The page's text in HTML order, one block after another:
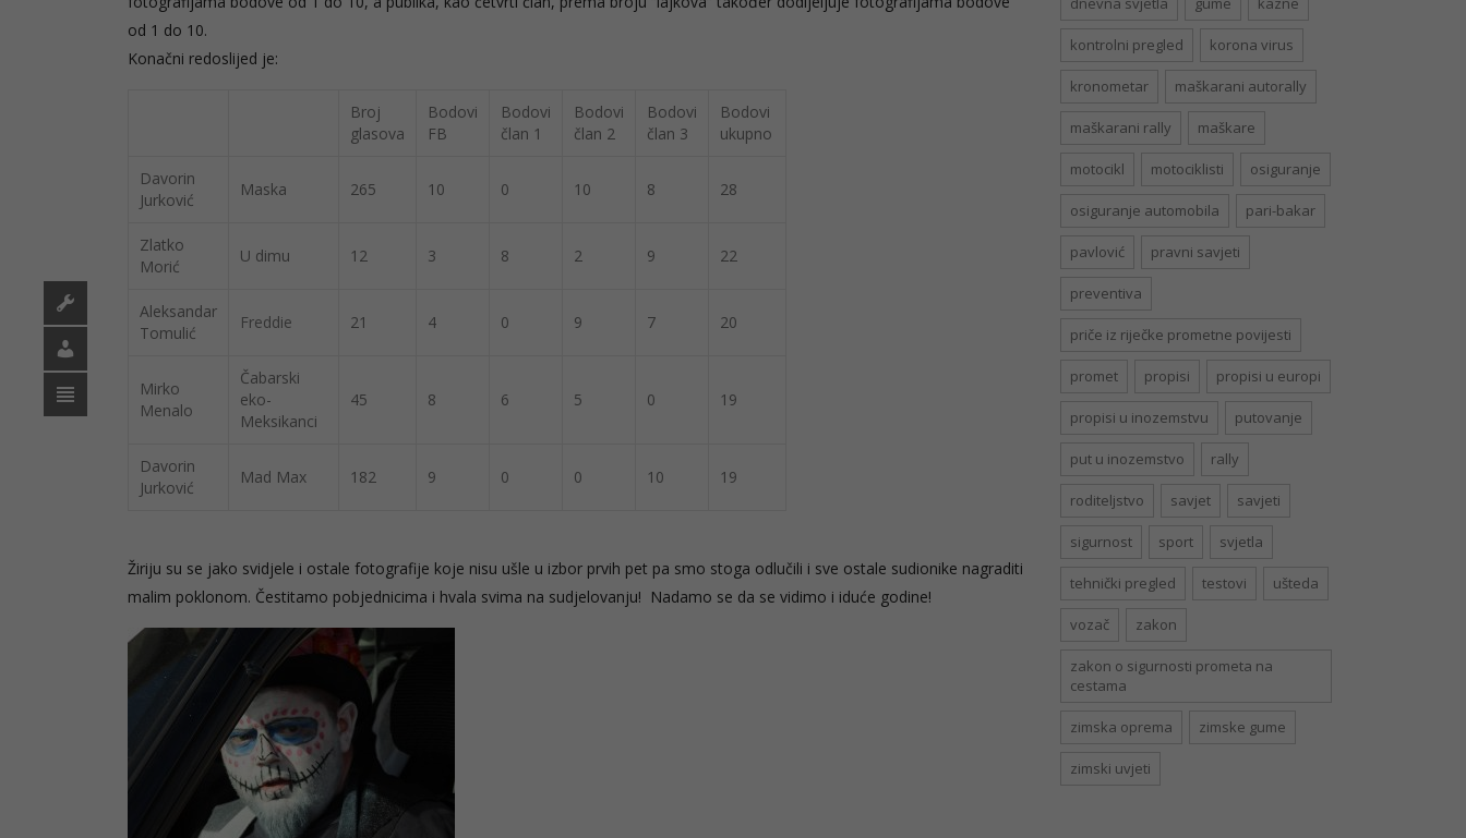
od 1 do 10.
Konačni redoslijed je:
Broj
glasova
Bodovi
FB
Bodovi
član 1
Bodovi
član 2
Bodovi
član 3
Bodovi
ukupno
Davorin
Jurković
Maska 265 10 0 10 8 28
Zlatko
Morić
U dimu 12 3 8 2 9 22
Aleksandar
Tomulić
Freddie 21 4 0 9 7 20
Mirko
Menalo
Čabarski
eko-
Meksikanci
45 8 6 5 0 19
Davorin
Jurković
Mad Max 182 9 0 0 10 19
Žiriju su se jako svidjele i ostale fotografije koje nisu ušle u izbor prvih pet pa smo stoga odlučili i sve ostale sudionike nagraditi
malim poklonom. Čestitamo pobjednicima i hvala svima na sudjelovanju! Nadamo se da se vidimo i iduće godine!
kontrolni pregled korona virus
kronometar maškarani autorally
maškarani rally maškare
motocikl motociklisti osiguranje
osiguranje automobila pari-bakar
pavlović pravni savjeti
preventiva
priče iz riječke prometne povijesti
promet propisi propisi u europi
propisi u inozemstvu putovanje
put u inozemstvo rally
roditeljstvo savjet savjeti
sigurnost sport svjetla
tehnički pregled testovi ušteda
vozač zakon
zakon o sigurnosti prometa na
cestama
zimska oprema zimske gume
zimski uvjeti